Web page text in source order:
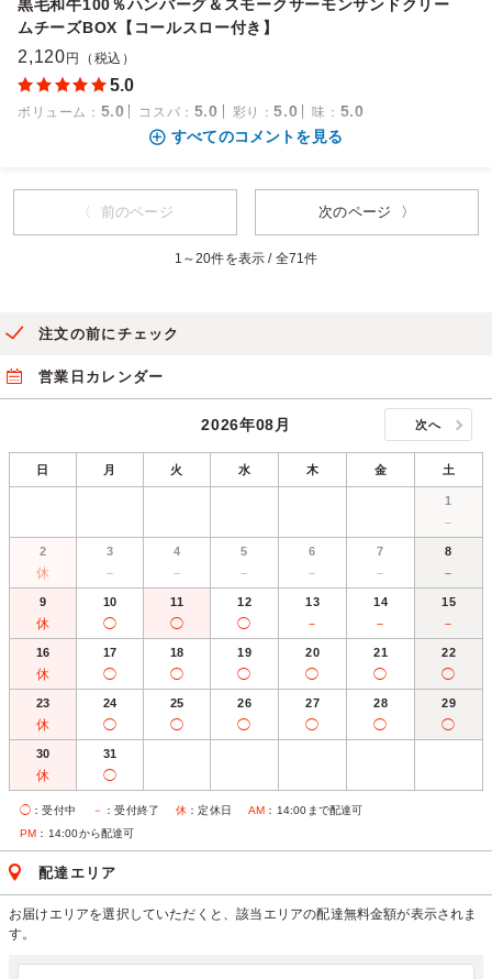
黒毛和牛100％ハンバーグ＆スモークサーモンサンドクリー
ムチーズBOX【コールスロー付き】
2,120 円（税込）
5.0
ボリューム ： 5.0 コスパ ： 5.0 彩り ：5.0 味 ： 5.0
すべてのコメントを見る
〈 前のページ 次のページ 〉
1～20件を表示 / 全71件
注文の前にチェック
営業日カレンダー
2026年08月 次へ
日 月 火 水 木 金 土
1
－
2
休
3
－
4
－
5
－
6
－
7
－
8
－
9
休
10
◯
11
◯
12
◯
13
－
14
－
15
－
16
休
17
◯
18
◯
19
◯
20
◯
21
◯
22
◯
23
休
24
◯
25
◯
26
◯
27
◯
28
◯
29
◯
30
休
31
◯
◯ ：受付中 － ：受付終了 休 ：定休日 AM ：14:00まで配達可
PM ：14:00から配達可
配達エリア
お届けエリアを選択していただくと、該当エリアの配達無料金額が表示されま
す。